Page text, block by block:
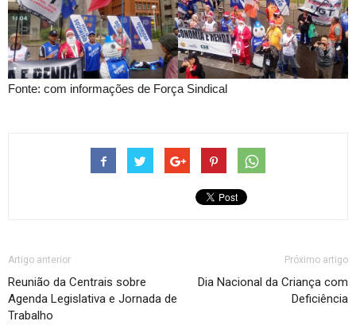
Fonte: com informações de Força Sindical
Artigo anterior
Reunião da Centrais sobre
Agenda Legislativa e Jornada de
Trabalho
Próximo artigo
Dia Nacional da Criança com
Deficiência